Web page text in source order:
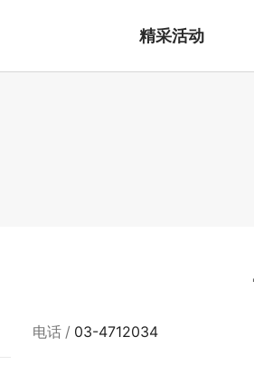
精采活动
电话 03-4712034